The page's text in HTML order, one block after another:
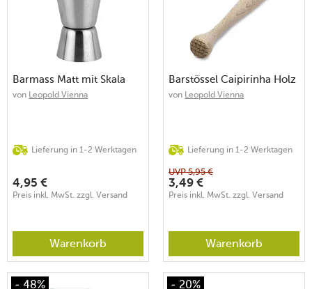
Barmass Matt mit Skala
von Leopold Vienna
Lieferung in 1-2 Werktagen
4,95 €
Preis inkl. MwSt. zzgl. Versand
Warenkorb
Barstössel Caipirinha Holz
von Leopold Vienna
Lieferung in 1-2 Werktagen
UVP5,95 €
3,49 €
Preis inkl. MwSt. zzgl. Versand
Warenkorb
- 48% - 20%